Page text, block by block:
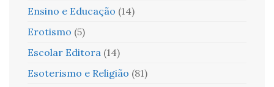
Ensino e Educação (14)
Erotismo (5)
Escolar Editora (14)
Esoterismo e Religião (81)